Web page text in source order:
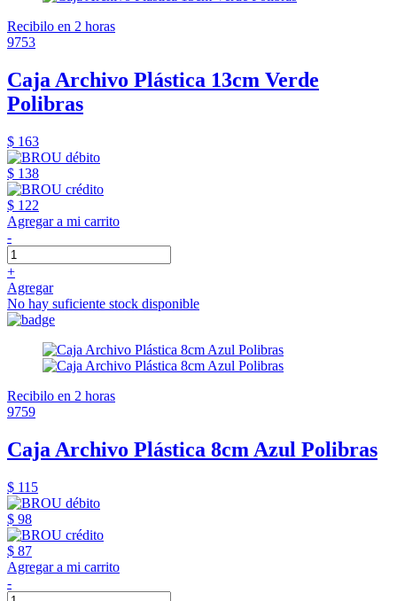
Recibilo en 2 horas
9753
Caja Archivo Plástica 13cm Verde
Polibras
$ 163
$ 138
$ 122
Agregar a mi carrito
-
+
Agregar
No hay suficiente stock disponible
Recibilo en 2 horas
9759
Caja Archivo Plástica 8cm Azul Polibras
$ 115
$ 98
$ 87
Agregar a mi carrito
-